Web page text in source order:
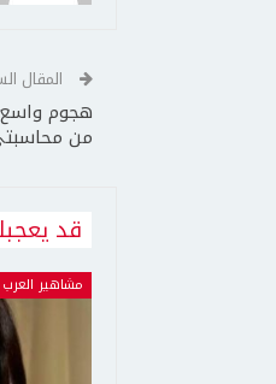
المقال
هجوم واسع
من
قد
مشاهير العرب